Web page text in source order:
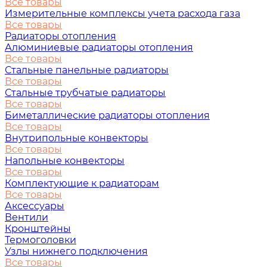
Измерительные комплексы учета расхода газа
Все товары
Радиаторы отопления
Алюминиевые радиаторы отопления
Все товары
Стальные панельные радиаторы
Все товары
Стальные трубчатые радиаторы
Все товары
Биметаллические радиаторы отопления
Все товары
Внутрипольные конвекторы
Все товары
Напольные конвекторы
Все товары
Комплектующие к радиаторам
Все товары
Аксессуары
Вентили
Кронштейны
Термоголовки
Узлы нижнего подключения
Все товары